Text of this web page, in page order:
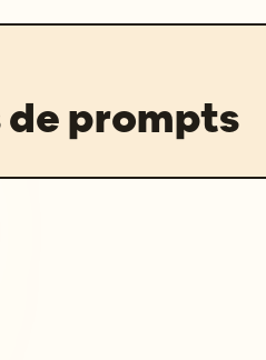
de prompts